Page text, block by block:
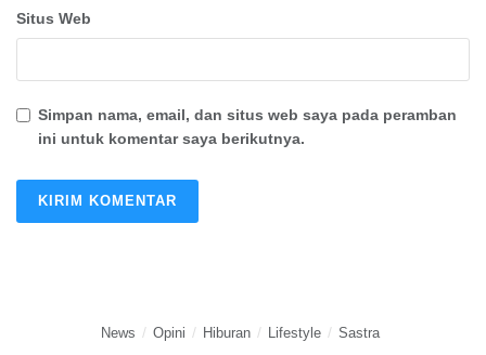
Situs Web
Simpan nama, email, dan situs web saya pada peramban
ini untuk komentar saya berikutnya.
News Opini Hiburan Lifestyle Sastra